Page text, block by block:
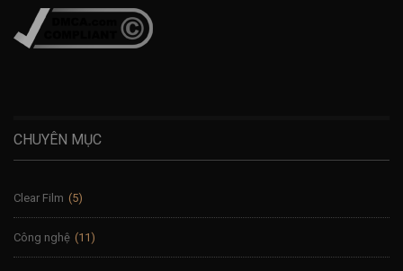
CHUYÊN MỤC
Clear Film (5)
Công nghệ (11)